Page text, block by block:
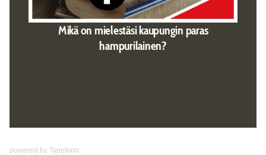
powered by Typeform